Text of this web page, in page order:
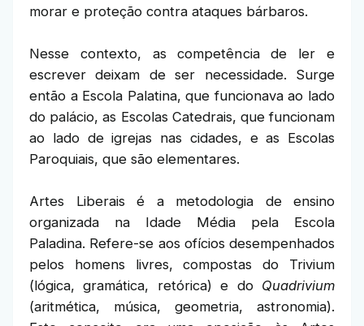
morar e proteção contra ataques bárbaros.
Nesse contexto, as competência de ler e
escrever deixam de ser necessidade. Surge
então a Escola Palatina, que funcionava ao lado
do palácio, as Escolas Catedrais, que funcionam
ao lado de igrejas nas cidades, e as Escolas
Paroquiais, que são elementares.
Artes Liberais é a metodologia de ensino
organizada na Idade Média pela Escola
Paladina. Refere-se aos ofícios desempenhados
pelos homens livres, compostas do Trivium
(lógica, gramática, retórica) e do Quadrivium
(aritmética, música, geometria, astronomia).